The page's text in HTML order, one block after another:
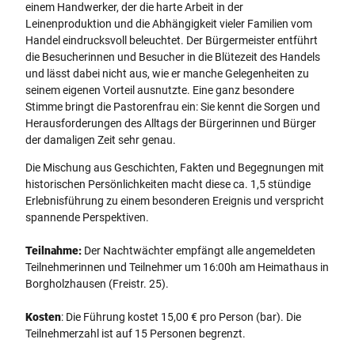
einem Handwerker, der die harte Arbeit in der
Leinenproduktion und die Abhängigkeit vieler Familien vom
Handel eindrucksvoll beleuchtet. Der Bürgermeister entführt
die Besucherinnen und Besucher in die Blütezeit des Handels
und lässt dabei nicht aus, wie er manche Gelegenheiten zu
seinem eigenen Vorteil ausnutzte. Eine ganz besondere
Stimme bringt die Pastorenfrau ein: Sie kennt die Sorgen und
Herausforderungen des Alltags der Bürgerinnen und Bürger
der damaligen Zeit sehr genau.
Die Mischung aus Geschichten, Fakten und Begegnungen mit
historischen Persönlichkeiten macht diese ca. 1,5 stündige
Erlebnisführung zu einem besonderen Ereignis und verspricht
spannende Perspektiven.
Teilnahme: Der Nachtwächter empfängt alle angemeldeten
Teilnehmerinnen und Teilnehmer um 16:00h am Heimathaus in
Borgholzhausen (Freistr. 25).
Kosten: Die Führung kostet 15,00 € pro Person (bar). Die
Teilnehmerzahl ist auf 15 Personen begrenzt.